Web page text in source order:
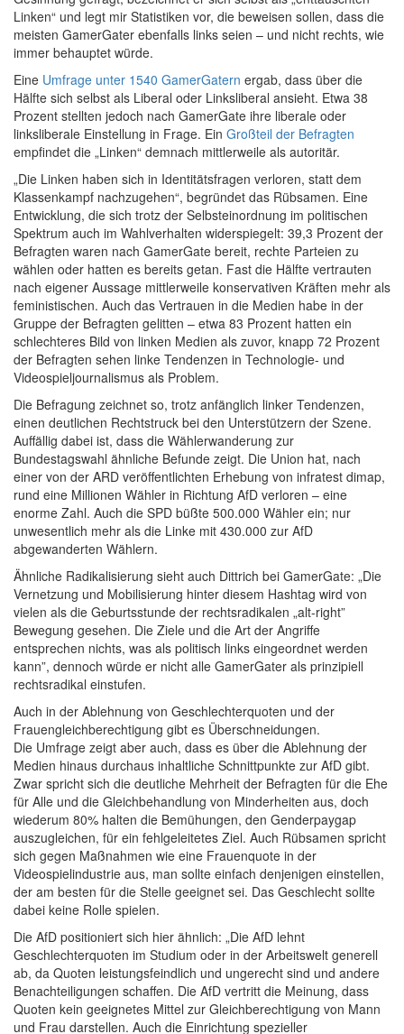
Linken“ und legt mir Statistiken vor, die beweisen sollen, dass die
meisten GamerGater ebenfalls links seien – und nicht rechts, wie
immer behauptet würde.
Eine Umfrage unter 1540 GamerGatern ergab, dass über die
Hälfte sich selbst als Liberal oder Linksliberal ansieht. Etwa 38
Prozent stellten jedoch nach GamerGate ihre liberale oder
linksliberale Einstellung in Frage. Ein Großteil der Befragten
empfindet die „Linken“ demnach mittlerweile als autoritär.
„Die Linken haben sich in Identitätsfragen verloren, statt dem
Klassenkampf nachzugehen“, begründet das Rübsamen. Eine
Entwicklung, die sich trotz der Selbsteinordnung im politischen
Spektrum auch im Wahlverhalten widerspiegelt: 39,3 Prozent der
Befragten waren nach GamerGate bereit, rechte Parteien zu
wählen oder hatten es bereits getan. Fast die Hälfte vertrauten
nach eigener Aussage mittlerweile konservativen Kräften mehr als
feministischen. Auch das Vertrauen in die Medien habe in der
Gruppe der Befragten gelitten – etwa 83 Prozent hatten ein
schlechteres Bild von linken Medien als zuvor, knapp 72 Prozent
der Befragten sehen linke Tendenzen in Technologie- und
Videospieljournalismus als Problem.
Die Befragung zeichnet so, trotz anfänglich linker Tendenzen,
einen deutlichen Rechtstruck bei den Unterstützern der Szene.
Auffällig dabei ist, dass die Wählerwanderung zur
Bundestagswahl ähnliche Befunde zeigt. Die Union hat, nach
einer von der ARD veröffentlichten Erhebung von infratest dimap,
rund eine Millionen Wähler in Richtung AfD verloren – eine
enorme Zahl. Auch die SPD büßte 500.000 Wähler ein; nur
unwesentlich mehr als die Linke mit 430.000 zur AfD
abgewanderten Wählern.
Ähnliche Radikalisierung sieht auch Dittrich bei GamerGate: „Die
Vernetzung und Mobilisierung hinter diesem Hashtag wird von
vielen als die Geburtsstunde der rechtsradikalen „alt-right”
Bewegung gesehen. Die Ziele und die Art der Angriffe
entsprechen nichts, was als politisch links eingeordnet werden
kann”, dennoch würde er nicht alle GamerGater als prinzipiell
rechtsradikal einstufen.
Auch in der Ablehnung von Geschlechterquoten und der
Frauengleichberechtigung gibt es Überschneidungen.
Die Umfrage zeigt aber auch, dass es über die Ablehnung der
Medien hinaus durchaus inhaltliche Schnittpunkte zur AfD gibt.
Zwar spricht sich die deutliche Mehrheit der Befragten für die Ehe
für Alle und die Gleichbehandlung von Minderheiten aus, doch
wiederum 80% halten die Bemühungen, den Genderpaygap
auszugleichen, für ein fehlgeleitetes Ziel. Auch Rübsamen spricht
sich gegen Maßnahmen wie eine Frauenquote in der
Videospielindustrie aus, man sollte einfach denjenigen einstellen,
der am besten für die Stelle geeignet sei. Das Geschlecht sollte
dabei keine Rolle spielen.
Die AfD positioniert sich hier ähnlich: „Die AfD lehnt
Geschlechterquoten im Studium oder in der Arbeitswelt generell
ab, da Quoten leistungsfeindlich und ungerecht sind und andere
Benachteiligungen schaffen. Die AfD vertritt die Meinung, dass
Quoten kein geeignetes Mittel zur Gleichberechtigung von Mann
und Frau darstellen. Auch die Einrichtung spezieller